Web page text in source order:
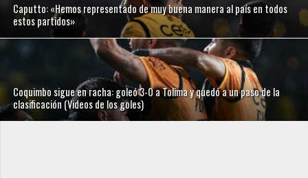
Caputto: «Hemos representado de muy buena manera al país en todos
estos partidos»
Coquimbo sigue en racha: goleó 3-0 a Tolima y quedó a un paso de la
clasificación (Videos de los goles)